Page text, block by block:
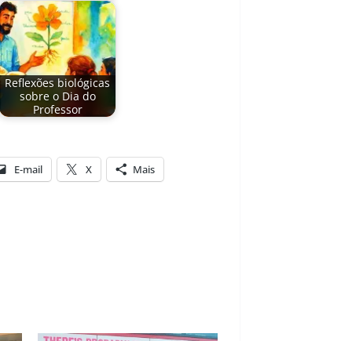
Reflexões biológicas
sobre o Dia do
Professor
E-mail X Mais